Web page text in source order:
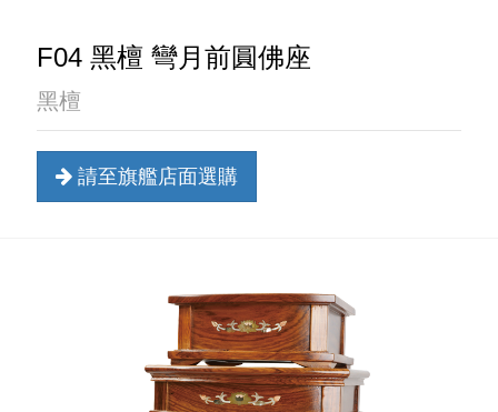
F04 黑檀 彎月前圓佛座
黑檀
請至旗艦店面選購